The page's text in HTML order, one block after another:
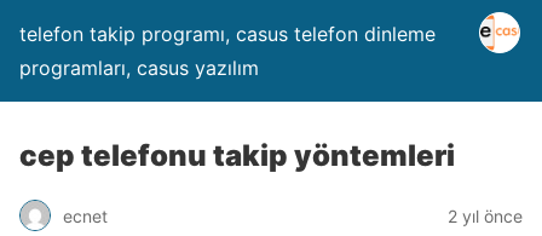
telefon takip programı, casus telefon dinleme
programları, casus yazılım
cep telefonu takip yöntemleri
ecnet 2 yıl önce